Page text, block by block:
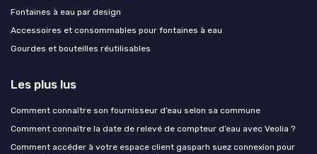
Fontaines à eau par design
Accessoires et consommables pour fontaines à eau
Gourdes et bouteilles réutilisables
Les plus lus
Comment connaître son fournisseur d’eau selon sa commune
Comment connaître la date de relevé de compteur d’eau avec Veolia ?
Comment accéder à votre espace client gasparh suez connexion pour